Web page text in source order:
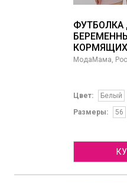
ФУТБОЛКА
КОРМЯЩИХ
МодаМама,
Цвет:
Белый
Размеры:
56